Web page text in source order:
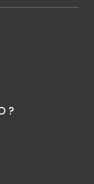
?